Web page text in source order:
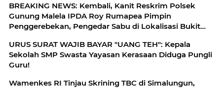
BREAKING NEWS: Kembali, Kanit Reskrim Polsek
Gunung Malela IPDA Roy Rumapea Pimpin
Penggerebekan, Pengedar Sabu di Lokalisasi Bukit
URUS SURAT WAJIB BAYAR "UANG TEH": Kepala
Sekolah SMP Swasta Yayasan Kerasaan Diduga Pungli
Guru!
Wamenkes RI Tinjau Skrining TBC di Simalungun,